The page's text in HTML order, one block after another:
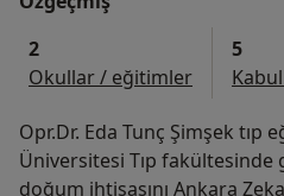
2
Okullar / eğitimler
5
Opr.Dr. Eda Tunç Şimşek tıp
Üniversitesi Tıp fakültesinde
doğum ihtisasını Ankara